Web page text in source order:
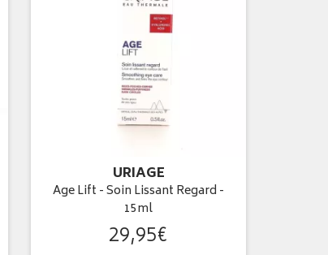
URIAGE
Age Lift - Soin Lissant Regard -
15ml
29,95€